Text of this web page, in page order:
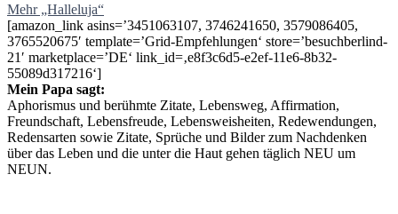
Mehr „Halleluja“
[amazon_link asins=’3451063107, 3746241650, 3579086405,
3765520675′ template=’Grid-Empfehlungen‘ store=’besuchberlind-
21′ marketplace=’DE‘ link_id=‚e8f3c6d5-e2ef-11e6-8b32-
55089d317216‘]
Mein Papa sagt:
Aphorismus und berühmte Zitate, Lebensweg, Affirmation,
Freundschaft, Lebensfreude, Lebensweisheiten, Redewendungen,
Redensarten sowie Zitate, Sprüche und Bilder zum Nachdenken
über das Leben und die unter die Haut gehen täglich NEU um
NEUN.